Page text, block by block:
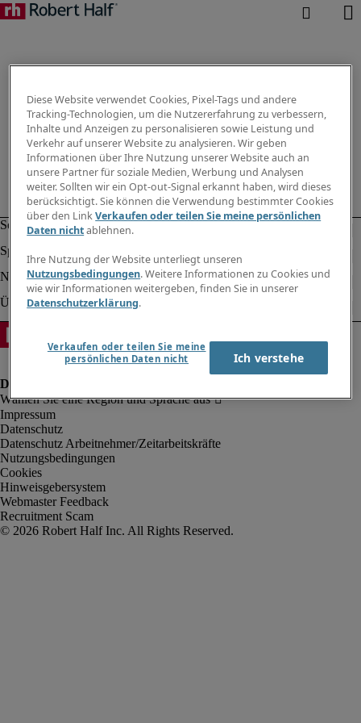
Impressum
Datenschutz
Datenschutz Arbeitnehmer/Zeitarbeitskräfte
Nutzungsbedingungen
Cookies
Hinweisgebersystem
Webmaster Feedback
Recruitment Scam
Diese Website verwendet Cookies, Pixel-Tags und andere
Tracking-Technologien, um die Nutzererfahrung zu verbessern,
Inhalte und Anzeigen zu personalisieren sowie Leistung und
Verkehr auf unserer Website zu analysieren. Wir geben
Informationen über Ihre Nutzung unserer Website auch an
unsere Partner für soziale Medien, Werbung und Analysen
weiter. Sollten wir ein Opt-out-Signal erkannt haben, wird dieses
berücksichtigt. Sie können die Verwendung bestimmter Cookies
über den LinkVerkaufen oder teilen Sie meine persönlichen
Daten nichtablehnen.
Ihre Nutzung der Website unterliegt unseren
Nutzungsbedingungen. Weitere Informationen zu Cookies und
wie wir Informationen weitergeben, finden Sie in unserer
Datenschutzerklärung.
Verkaufen oder teilen Sie meine
persönlichen Daten nicht
Ich verstehe